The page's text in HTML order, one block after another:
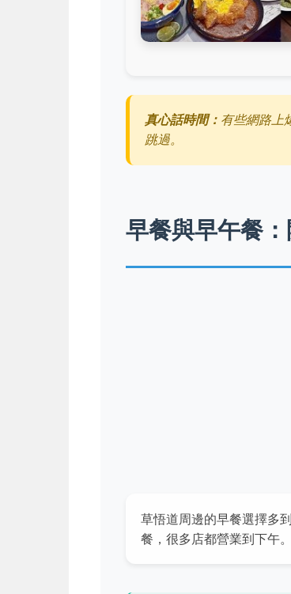
真心話時間： 有些網路上
跳過。
早餐與早午餐
草悟道周邊的早餐選擇多
餐，很多店都營業到下午。